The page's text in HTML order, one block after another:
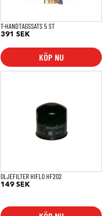
T-HANDTAGSSATS 5 ST
391 SEK
KÖP NU
OLJEFILTER HIFLO HF202
149 SEK